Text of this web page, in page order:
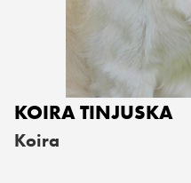
KOIRA TINJUSKA
Koira